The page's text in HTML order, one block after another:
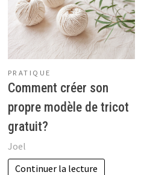
PRATIQUE
Comment créer son
propre modèle de tricot
gratuit?
Joel
Continuer la lecture